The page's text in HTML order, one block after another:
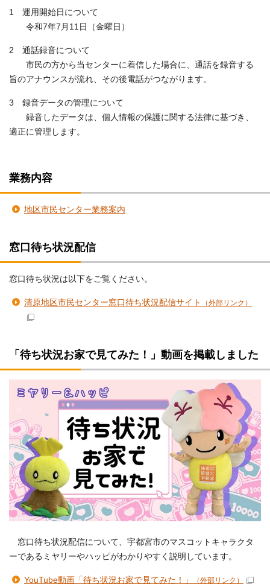
1 運用開始日について
令和7年7月11日（金曜日）
2 通話録音について
市民の方から当センターに着信した場合に、通話を録音する
旨のアナウンスが流れ、その後電話がつながります。
3 録音データの管理について
録音したデータは、個人情報の保護に関する法律に基づき、
適正に管理します。
業務内容
地区市民センター業務案内
窓口待ち状況配信
窓口待ち状況は以下をご覧ください。
清原地区市民センター窓口待ち状況配信サイト （外部リンク）
「待ち状況お家で見てみた！」動画を掲載しました
窓口待ち状況配信について、宇都宮市のマスコットキャラクタ
ーであるミヤリーやハッピがわかりやすく説明しています。
YouTube動画「待ち状況お家で見てみた！」 （外部リンク）